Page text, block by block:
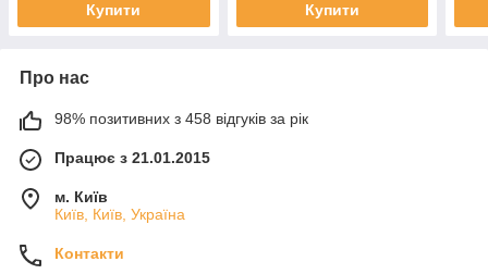
Купити Купити
Про нас
98% позитивних з 458 відгуків за рік
Працює з 21.01.2015
м. Київ
Київ, Київ, Україна
Контакти